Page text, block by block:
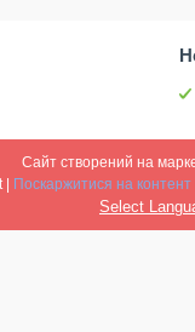
Сайт створений на
Поскаржитися на контент
Select